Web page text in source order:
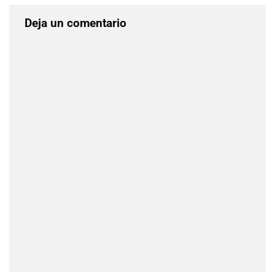
Deja un comentario